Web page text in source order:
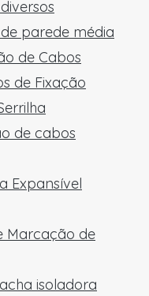
parede média
de Cabos
de Fixação
de cabos
Expansível
Marcação de
isoladora